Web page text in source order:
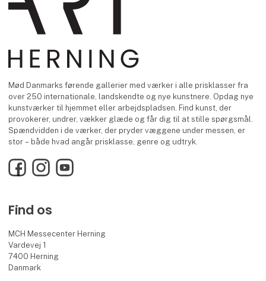
Mød Danmarks førende gallerier med værker i alle prisklasser fra
over 250 internationale, landskendte og nye kunstnere. Opdag nye
kunstværker til hjemmet eller arbejdspladsen. Find kunst, der
provokerer, undrer, vækker glæde og får dig til at stille spørgsmål.
Spændvidden i de værker, der pryder væggene under messen, er
stor – både hvad angår prisklasse, genre og udtryk.
FacebookInstagramYouTube
Find os
MCH Messecenter Herning
Vardevej 1
7400 Herning
Danmark